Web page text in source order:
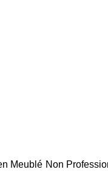
Meublé Non